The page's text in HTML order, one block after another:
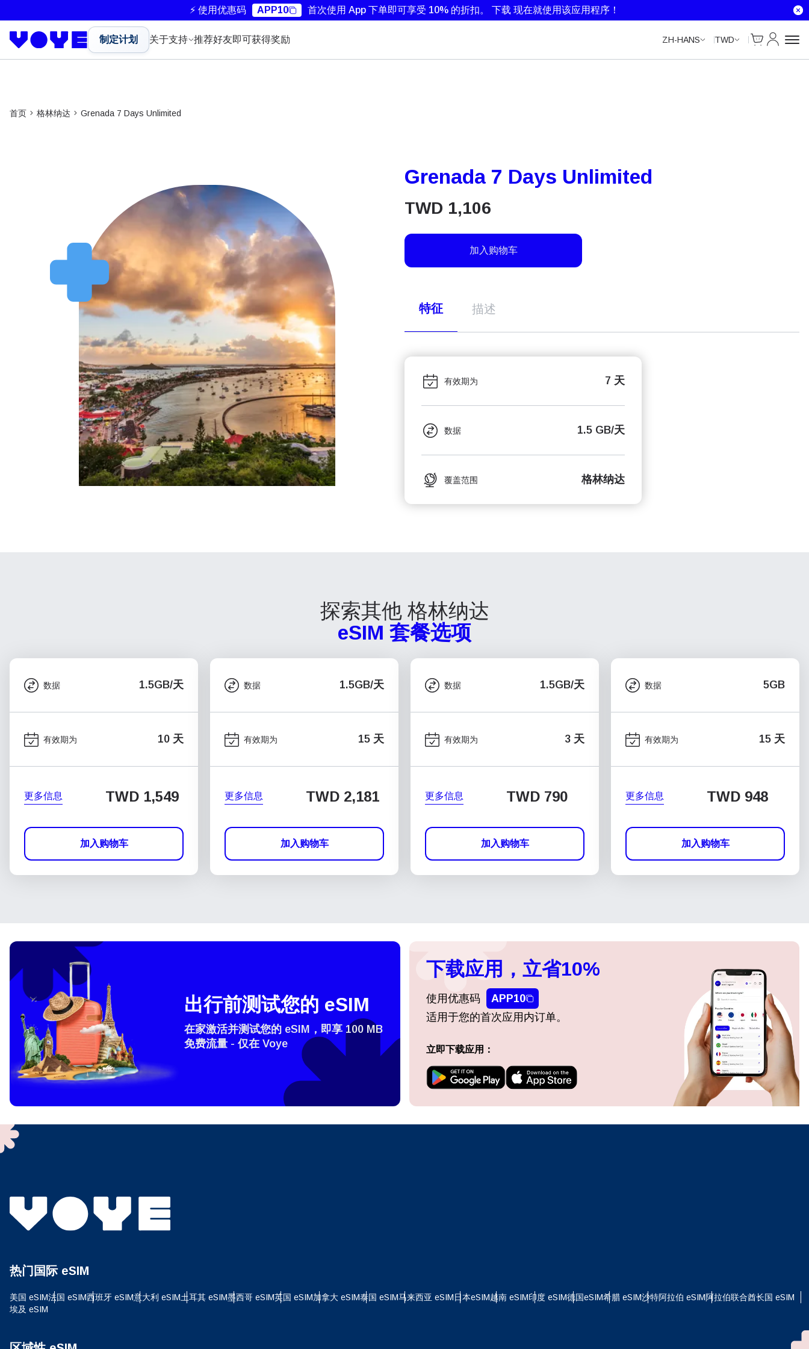
⚡ 使用优惠码 APP10 首次使用 App 下单即可享受 10% 的折扣。 下载 现在就使用该应用程序！
制定计划 关于支持 推荐好友即可获得奖励 ZH-HANS TWD
Cart
我的账户
首页 格林纳达 Grenada 7 Days Unlimited
Grenada 7 Days Unlimited
TWD 1,106
加入购物车
特征 描述
有效期为 7 天
数据 1.5 GB/天
覆盖范围 格林纳达
探索其他 格林纳达
eSIM 套餐选项
数据 1.5GB/天
有效期为 10 天
更多信息 TWD 1,549
加入购物车
数据 1.5GB/天
有效期为 15 天
更多信息 TWD 2,181
加入购物车
数据 1.5GB/天
有效期为 3 天
更多信息 TWD 790
加入购物车
数据 5GB
有效期为 15 天
更多信息 TWD 948
加入购物车
How do I get my eSim?
To get your eSIM, start by checking if your device supports eSIM
They will provide you with a QR code or activation details that you can scan
出行前测试您的 eSIM
在家激活并测试您的 eSIM，即享 100 MB
免费流量 - 仅在 Voye
下载应用，立省10%
使用优惠码
APP10
适用于您的首次应用内订单。
立即下载应用：
热门国际 eSIM
美国 eSIM法国 eSIM西班牙 eSIM意大利 eSIM土耳其 eSIM墨西哥 eSIM英国 eSIM加拿大 eSIM泰国 eSIM马来西亚 eSIM日本eSIM越南 eSIM印度 eSIM德国eSIM希腊 eSIM沙特阿拉伯 eSIM阿拉伯联合酋长国 eSIM
埃及 eSIM
登录或注册